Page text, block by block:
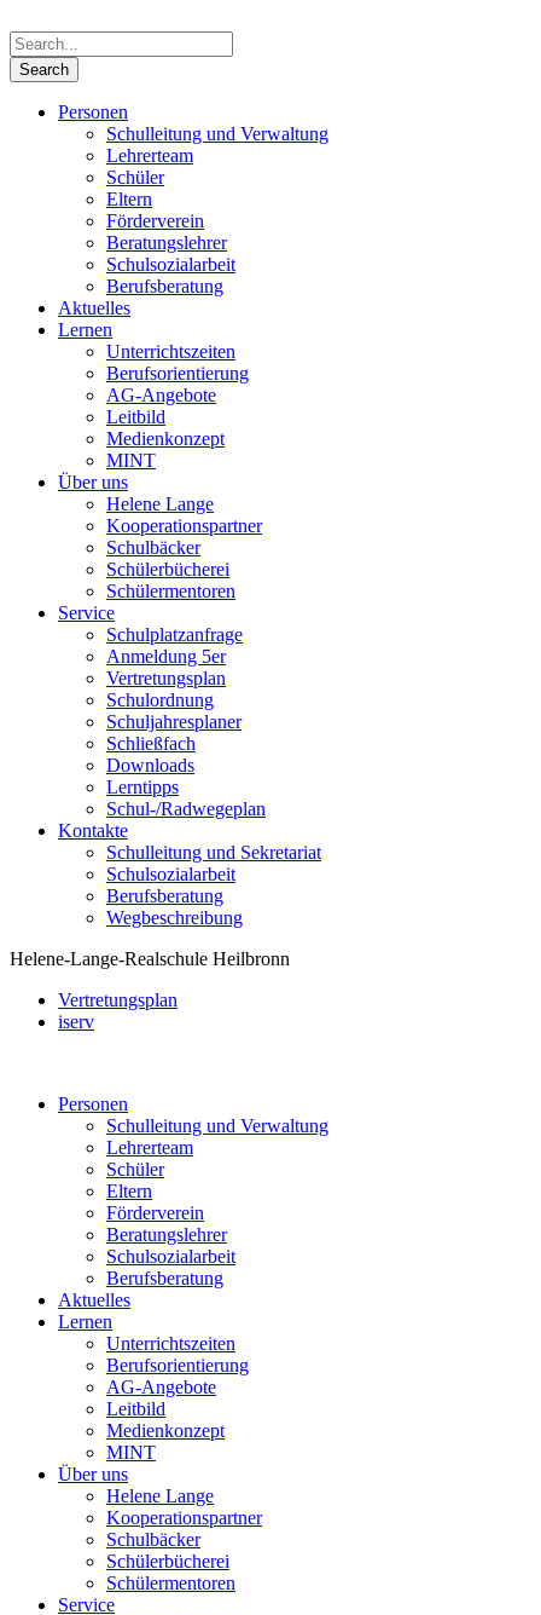
Personen
Schulleitung und Verwaltung
Lehrerteam
Schüler
Eltern
Förderverein
Beratungslehrer
Schulsozialarbeit
Berufsberatung
Aktuelles
Lernen
Unterrichtszeiten
Berufsorientierung
AG-Angebote
Leitbild
Medienkonzept
MINT
Über uns
Helene Lange
Kooperationspartner
Schulbäcker
Schülerbücherei
Schülermentoren
Service
Schulplatzanfrage
Anmeldung 5er
Vertretungsplan
Schulordnung
Schuljahresplaner
Schließfach
Downloads
Lerntipps
Schul-/Radwegeplan
Kontakte
Schulleitung und Sekretariat
Schulsozialarbeit
Berufsberatung
Wegbeschreibung
Helene-Lange-Realschule Heilbronn
Vertretungsplan
iserv
Personen
Schulleitung und Verwaltung
Lehrerteam
Schüler
Eltern
Förderverein
Beratungslehrer
Schulsozialarbeit
Berufsberatung
Aktuelles
Lernen
Unterrichtszeiten
Berufsorientierung
AG-Angebote
Leitbild
Medienkonzept
MINT
Über uns
Helene Lange
Kooperationspartner
Schulbäcker
Schülerbücherei
Schülermentoren
Service